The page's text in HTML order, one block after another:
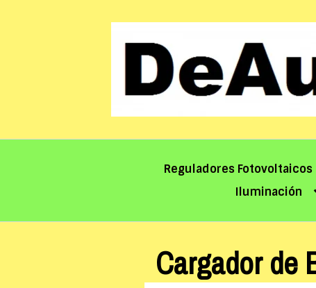
Reguladores Fotovoltaicos
Iluminación
Cargador de